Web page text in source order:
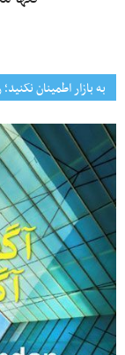
به بازار اطمینان